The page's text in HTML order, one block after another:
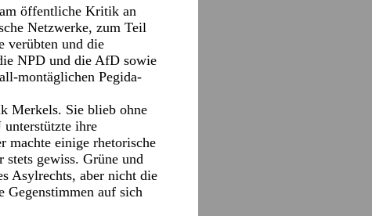
öffentliche Kritik an
Netzwerke, zum Teil
verübten und die
NPD und die AfD sowie
montäglichen Pegida-
Merkels. Sie blieb ohne
ihre
machte einige rhetorische
stets gewiss. Grüne und
Asylrechts, aber nicht die
Gegenstimmen auf sich